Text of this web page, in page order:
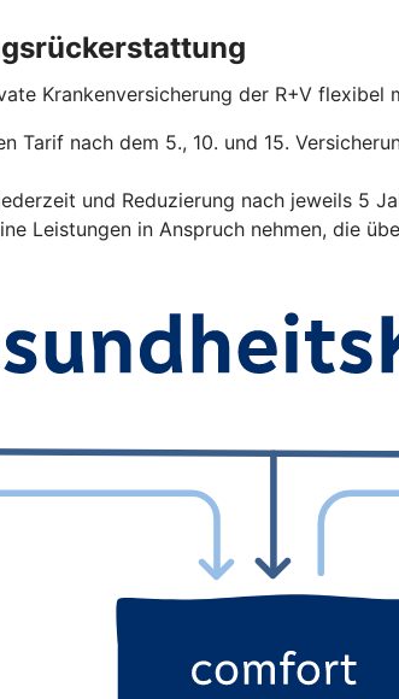
Krankenversicherung der R+V flexibel
Tarif nach dem 5., 10. und 15.
und Reduzierung nach jeweils 5
Leistungen in Anspruch nehmen, die